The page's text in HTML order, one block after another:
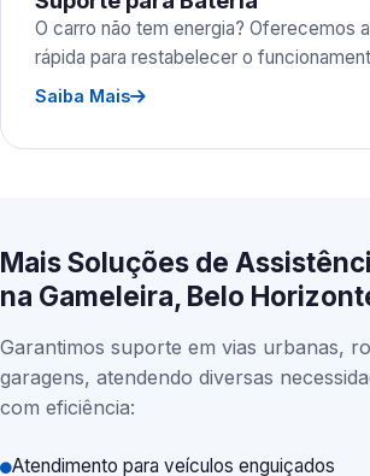
O carro não tem energia? Oferecemos
rápida para restabelecer o
Saiba Mais
Mais Soluções de
na Gameleira, Belo
Garantimos suporte em vias urbanas,
garagens, atendendo diversas
com eficiência:
Atendimento para veículos enguiçados